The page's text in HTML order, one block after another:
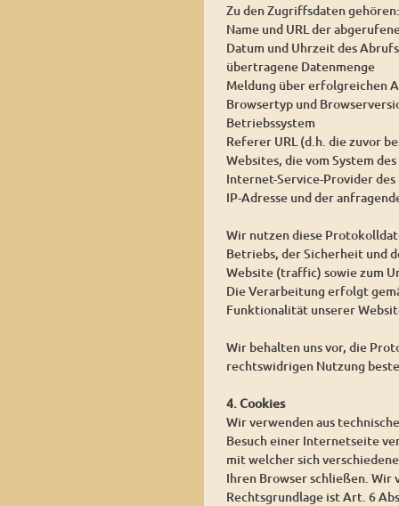
Zu den Zugriffsdaten gehören:
Name und URL der
Datum und Uhrzeit des Abrufs
übertragene Datenmenge
Meldung über erfolgreichen
Browsertyp und
Betriebssystem
Referer URL (d.h. die zuvor
Websites, die vom System
Internet-Service-Provider
IP-Adresse und der
Wir nutzen diese
Betriebs, der Sicherheit und
Website (traffic) sowie zum
Die Verarbeitung erfolgt
Funktionalität unserer
Wir behalten uns vor, die
rechtswidrigen Nutzung
4. Cookies
Wir verwenden aus
Besuch einer Internetseite
mit welcher sich
Ihren Browser schließen. Wir
Rechtsgrundlage ist Art. 6